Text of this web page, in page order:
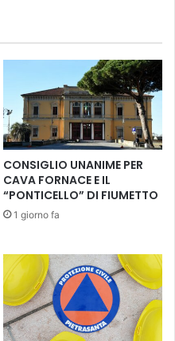
CONSIGLIO UNANIME PER
CAVA FORNACE E IL
“PONTICELLO” DI FIUMETTO
1 giorno fa